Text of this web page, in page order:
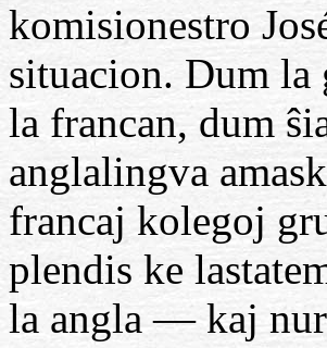
komisionestro
situacion. Dum la
la francan, dum
anglalingva
francaj kolegoj
plendis ke
la angla — kaj